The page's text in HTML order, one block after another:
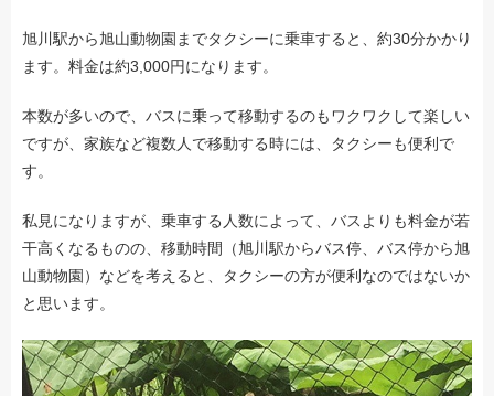
旭川駅から旭山動物園までタクシーに乗車すると、約30分かかり
ます。料金は約3,000円になります。
本数が多いので、バスに乗って移動するのもワクワクして楽しい
ですが、家族など複数人で移動する時には、タクシーも便利で
す。
私見になりますが、乗車する人数によって、バスよりも料金が若
干高くなるものの、移動時間（旭川駅からバス停、バス停から旭
山動物園）などを考えると、タクシーの方が便利なのではないか
と思います。